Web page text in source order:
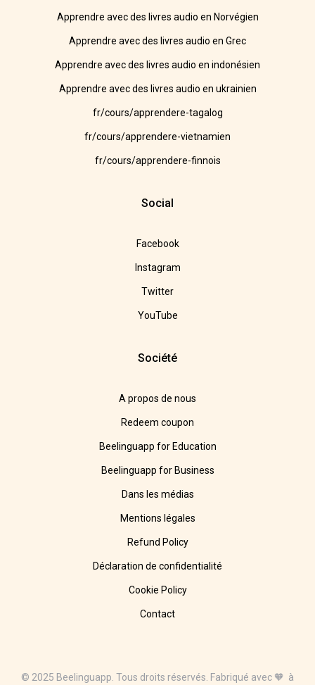
Apprendre avec des livres audio en Norvégien
Apprendre avec des livres audio en Grec
Apprendre avec des livres audio en indonésien
Apprendre avec des livres audio en ukrainien
fr/cours/apprendere-tagalog
fr/cours/apprendere-vietnamien
fr/cours/apprendere-finnois
Social
Facebook
Instagram
Twitter
YouTube
Société
A propos de nous
Redeem coupon
Beelinguapp for Education
Beelinguapp for Business
Dans les médias
Mentions légales
Refund Policy
Déclaration de confidentialité
Cookie Policy
Contact
© 2025 Beelinguapp. Tous droits réservés. Fabriqué avec 🧡 à